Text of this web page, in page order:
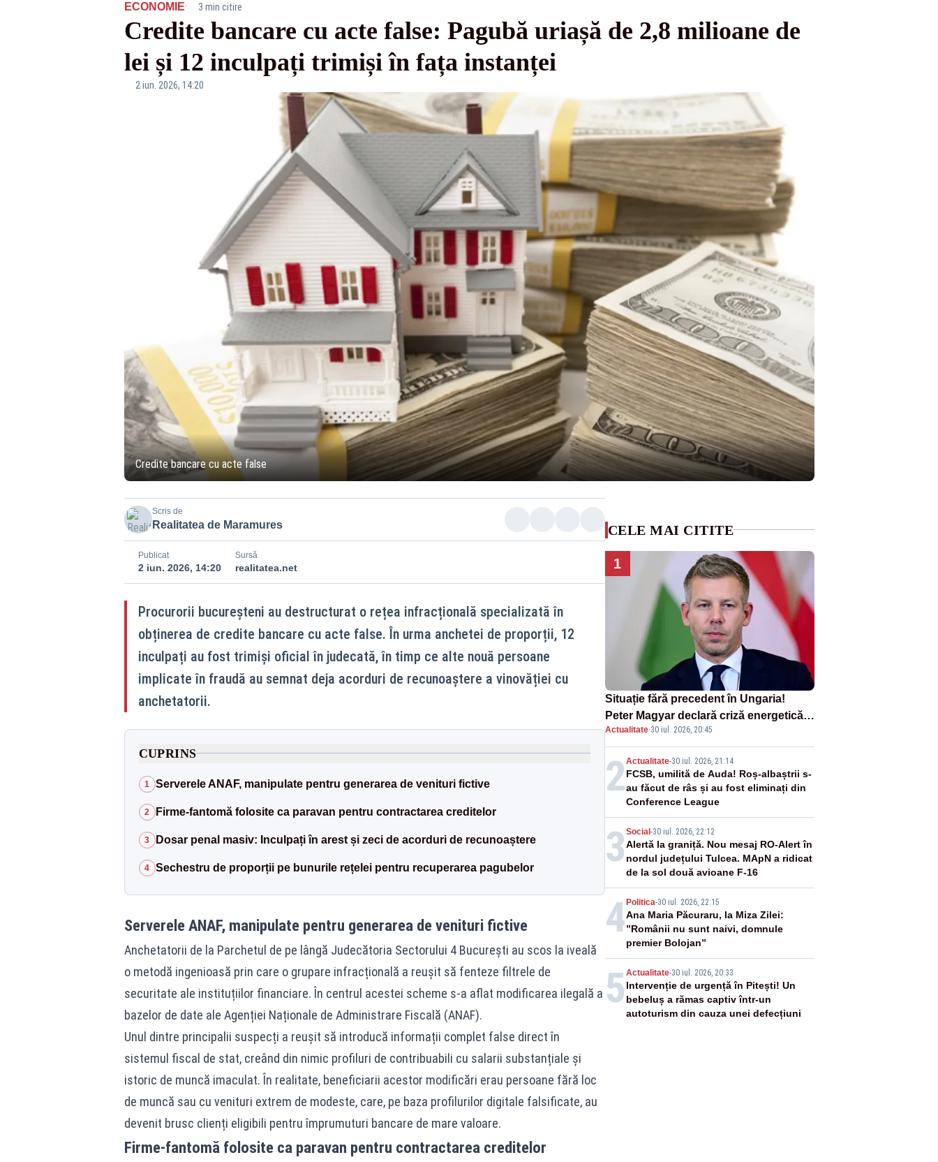
ECONOMIE· 3 min citire
Credite bancare cu acte false: Pagubă uriașă de 2,8 milioane de
lei și 12 inculpați trimiși în fața instanței
2 iun. 2026, 14:20
Credite bancare cu acte false
Scris de
Realitatea de Maramures
Publicat
2 iun. 2026, 14:20
Sursă
realitatea.net
Procurorii bucureșteni au destructurat o rețea infracțională specializată în
obținerea de credite bancare cu acte false. În urma anchetei de proporții, 12
inculpați au fost trimiși oficial în judecată, în timp ce alte nouă persoane
implicate în fraudă au semnat deja acorduri de recunoaștere a vinovăției cu
anchetatorii.
CUPRINS
1 Serverele ANAF, manipulate pentru generarea de venituri fictive
2 Firme-fantomă folosite ca paravan pentru contractarea creditelor
3 Dosar penal masiv: Inculpați în arest și zeci de acorduri de recunoaștere
4 Sechestru de proporții pe bunurile rețelei pentru recuperarea pagubelor
Serverele ANAF, manipulate pentru generarea de venituri fictive
Anchetatorii de la Parchetul de pe lângă Judecătoria Sectorului 4 București au scos la iveală
o metodă ingenioasă prin care o grupare infracțională a reușit să fenteze filtrele de
securitate ale instituțiilor financiare. În centrul acestei scheme s-a aflat modificarea ilegală a
bazelor de date ale Agenției Naționale de Administrare Fiscală (ANAF).
Unul dintre principalii suspecți a reușit să introducă informații complet false direct în
sistemul fiscal de stat, creând din nimic profiluri de contribuabili cu salarii substanțiale și
istoric de muncă imaculat. În realitate, beneficiarii acestor modificări erau persoane fără loc
de muncă sau cu venituri extrem de modeste, care, pe baza profilurilor digitale falsificate, au
devenit brusc clienți eligibili pentru împrumuturi bancare de mare valoare.
Firme-fantomă folosite ca paravan pentru contractarea creditelor
CELE MAI CITITE
1
Situație fără precedent în Ungaria!
Peter Magyar declară criză energetică
după oprirea centralei de la Paks
Actualitate·30 iul. 2026, 20:45
2Actualitate-30 iul. 2026, 21:14
FCSB, umilită de Auda! Roș-albaștrii s-
au făcut de râs și au fost eliminați din
Conference League
3 Social-30 iul. 2026, 22:12
Alertă la graniță. Nou mesaj RO-Alert în
nordul județului Tulcea. MApN a ridicat
de la sol două avioane F-16
4Politica-30 iul. 2026, 22:15
Ana Maria Păcuraru, la Miza Zilei:
”Românii nu sunt naivi, domnule
premier Bolojan”
5 Actualitate-30 iul. 2026, 20:33
Intervenție de urgență în Pitești! Un
bebeluș a rămas captiv într-un
autoturism din cauza unei defecțiuni